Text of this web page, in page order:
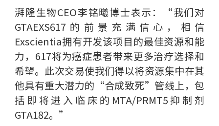
湃隆生物CEO李铭曦博士表示：“我们对
GTAEXS617的前景充满信心，相信
Exscientia拥有开发该项目的最佳资源和能
力，617将为癌症患者带来更多治疗选择和
希望。此次交易使我们得以将资源集中在其
他具有重大潜力的“合成致死”管线上，包
括即将进入临床的MTA/PRMT5抑制剂
GTA182。”